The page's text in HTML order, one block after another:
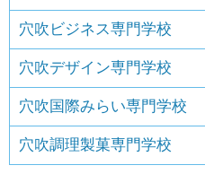
穴吹ビジネス専門学校
穴吹デザイン専門学校
穴吹国際みらい専門学校
穴吹調理製菓専門学校